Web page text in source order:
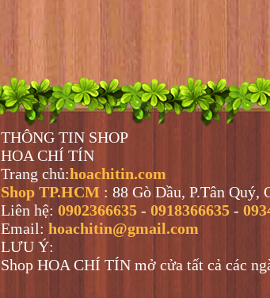
THÔNG TIN SHOP
HOA CHÍ TÍN
Trang chủ:hoachitin.com
Shop TP.HCM : 88 Gò Dầu, P.Tân Quý,
Liên hệ: 0902366635 - 0918366635 -
Email: hoachitin@gmail.com
LƯU Ý:
Shop HOA CHÍ TÍN mở cửa tất cả các